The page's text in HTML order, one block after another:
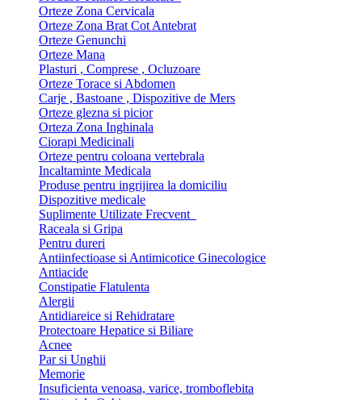
Orteze Zona Cervicala
Orteze Zona Brat Cot Antebrat
Orteze Genunchi
Orteze Mana
Plasturi , Comprese , Ocluzoare
Orteze Torace si Abdomen
Carje , Bastoane , Dispozitive de Mers
Orteze glezna si picior
Orteza Zona Inghinala
Ciorapi Medicinali
Orteze pentru coloana vertebrala
Incaltaminte Medicala
Produse pentru ingrijirea la domiciliu
Dispozitive medicale
Suplimente Utilizate Frecvent
Raceala si Gripa
Pentru dureri
Antiinfectioase si Antimicotice Ginecologice
Antiacide
Constipatie Flatulenta
Alergii
Antidiareice si Rehidratare
Protectoare Hepatice si Biliare
Acnee
Par si Unghii
Memorie
Insuficienta venoasa, varice, tromboflebita